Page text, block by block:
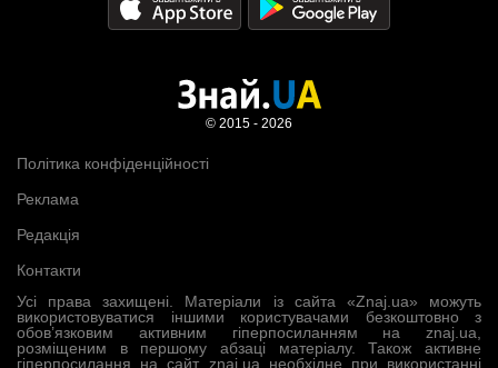
Усі права захищені. Матеріали із сайта «Znaj.ua» можуть
використовуватися іншими користувачами безкоштовно з
обов’язковим активним гіперпосиланням на znaj.ua,
розміщеним в першому абзаці матеріалу. Також активне
гіперпосилання на сайт znaj.ua необхідне при використанні
Політика конфіденційності
Реклама
Редакція
Контакти
© 2015 - 2026